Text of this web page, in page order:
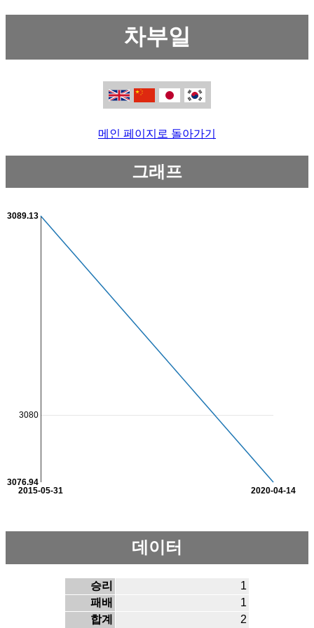
차부일
메인 페이지로 돌아가기
그래프
2015-05-31 2020-04-14
3080
3076.94
3089.13
데이터
승리
1
패배
1
합계
2